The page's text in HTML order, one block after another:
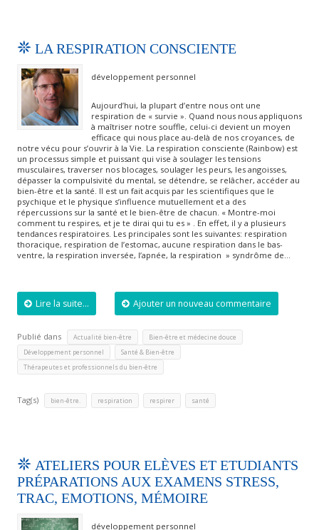
LA RESPIRATION CONSCIENTE
développement personnel
Aujourd’hui, la plupart d’entre nous ont une
respiration de « survie ». Quand nous nous appliquons
à maîtriser notre souffle, celui-ci devient un moyen
efficace qui nous place au-delà de nos croyances, de
notre vécu pour s’ouvrir à la Vie. La respiration consciente (Rainbow) est
un processus simple et puissant qui vise à soulager les tensions
musculaires, traverser nos blocages, soulager les peurs, les angoisses,
dépasser la compulsivité du mental, se détendre, se relâcher, accéder au
bien-être et la santé. Il est un fait acquis par les scientifiques que le
psychique et le physique s’influence mutuellement et a des
répercussions sur la santé et le bien-être de chacun. « Montre-moi
comment tu respires, et je te dirai qui tu es » . En effet, il y a plusieurs
tendances respiratoires. Les principales sont les suivantes: respiration
thoracique, respiration de l’estomac, aucune respiration dans le bas-
ventre, la respiration inversée, l’apnée, la respiration » syndrôme de…
Lire la suite... Ajouter un nouveau commentaire
Publié dans Actualité bien-être Bien-être et médecine douce
Développement personnel Santé & Bien-être
Thérapeutes et professionnels du bien-être
Tag(s) bien-être. respiration respirer santé
ATELIERS POUR ELÈVES ET ETUDIANTS
PRÉPARATIONS AUX EXAMENS STRESS,
TRAC, EMOTIONS, MÉMOIRE
développement personnel